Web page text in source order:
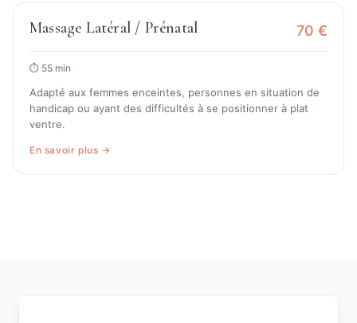
Massage Latéral / Prénatal 70 €
⏱ 55 min
Adapté aux femmes enceintes, personnes en situation de
handicap ou ayant des difficultés à se positionner à plat
ventre.
En savoir plus →